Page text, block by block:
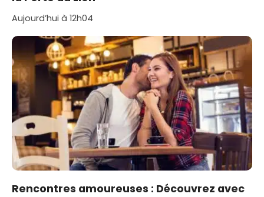
Aujourd’hui à 12h04
Rencontres amoureuses : Découvrez avec